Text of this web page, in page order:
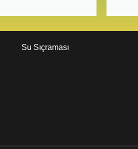
Su Sıçraması